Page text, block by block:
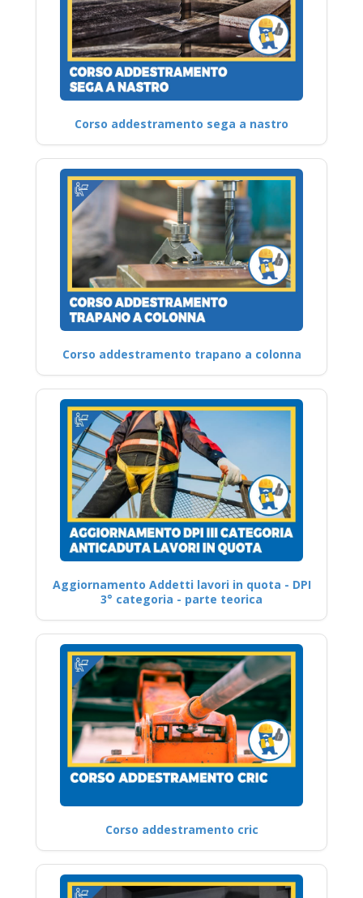
Corso addestramento sega a nastro
Corso addestramento trapano a colonna
Aggiornamento Addetti lavori in quota - DPI
3° categoria - parte teorica
Corso addestramento cric